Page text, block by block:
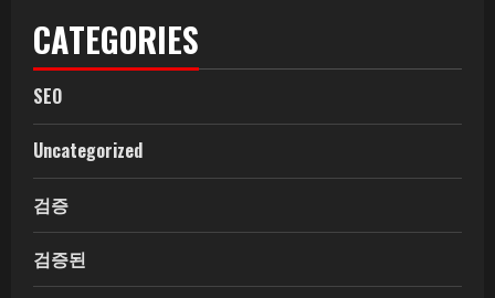
CATEGORIES
SEO
Uncategorized
검증
검증된